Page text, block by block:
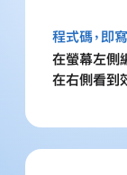
程式碼，即
在螢幕左側
在右側看到